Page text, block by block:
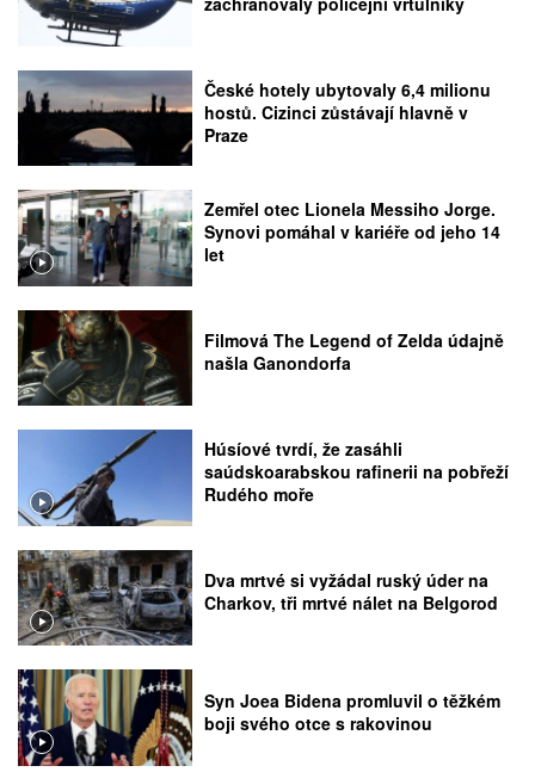
České hotely ubytovaly 6,4 milionu
hostů. Cizinci zůstávají hlavně v
Praze
Zemřel otec Lionela Messiho Jorge.
Synovi pomáhal v kariéře od jeho 14
let
Filmová The Legend of Zelda údajně
našla Ganondorfa
Húsíové tvrdí, že zasáhli
saúdskoarabskou rafinerii na pobřeží
Rudého moře
Dva mrtvé si vyžádal ruský úder na
Charkov, tři mrtvé nálet na Belgorod
Syn Joea Bidena promluvil o těžkém
boji svého otce s rakovinou